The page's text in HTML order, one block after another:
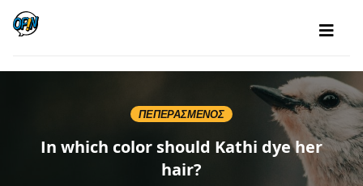
ΠΕΠΕΡΑΣΜΈΝΟΣ
In which color should Kathi dye her
hair?